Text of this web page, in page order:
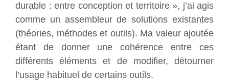
durable : entre conception et territoire », j’ai agis
comme un assembleur de solutions existantes
(théories, méthodes et outils). Ma valeur ajoutée
étant de donner une cohérence entre ces
différents éléments et de modifier, détourner
l’usage habituel de certains outils.